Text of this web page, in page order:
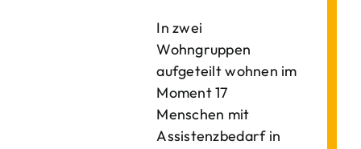
In zwei
Wohngruppen
aufgeteilt wohnen im
Moment 17
Menschen mit
Assistenzbedarf in